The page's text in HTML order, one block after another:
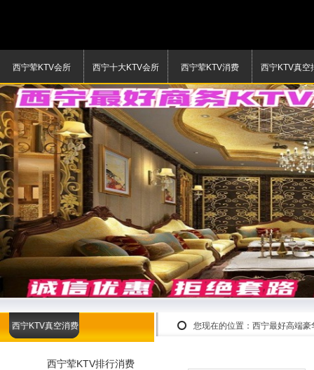
西宁荤KTV会所 西宁十大KTV会所 西宁荤KTV消费 西宁KTV真空
您现在的位置： 西宁最好高端豪
西宁KTV真空消费
西宁荤KTV排行消费